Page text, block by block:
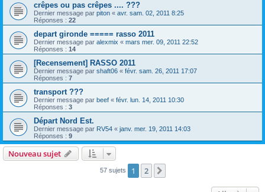
crêpes ou pas crêpes .... ???
Dernier message par piton « avr. sam. 02, 2011 8:25
Réponses : 22
depart gironde ===== rasso 2011
Dernier message par alexmix « mars mer. 09, 2011 22:52
Réponses : 14
[Recensement] RASSO 2011
Dernier message par shaft06 « févr. sam. 26, 2011 17:07
Réponses : 7
transport ???
Dernier message par beef « févr. lun. 14, 2011 10:30
Réponses : 3
Départ Nord Est.
Dernier message par RV54 « janv. mer. 19, 2011 14:03
Réponses : 9
Nouveau sujet
57 sujets 1 2